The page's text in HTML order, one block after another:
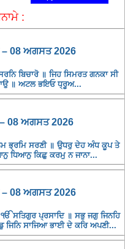
:
– 08 ਅਗਸਤ 2026
ਬਿਚਾਰੋ ॥ ਜਿਹ ਸਿਮਰਤ ਗਨਕਾ ਸੀ
॥ ਅਟਲ ਭਇਓ ਧ੍ਰੂਅ...
08 ਅਗਸਤ 2026
ਭ੍ਰਮਿ ਸਰਣੀ ॥ ਉਧਰੁ ਦੇਹ ਅੰਧ ਕੂਪ ਤੇ
ਧਿਆਨੁ ਕਿਛੁ ਕਰਮੁ ਨ ਜਾਨਾ...
– 08 ਅਗਸਤ 2026
ਸਤਿਗੁਰ ਪ੍ਰਸਾਦਿ ॥ ਸਭੁ ਜਗੁ ਜਿਨਹਿ
ਸਾਜਿਆ ਭਾਈ ਦੇ ਕਰਿ ਅਪਣੀ...